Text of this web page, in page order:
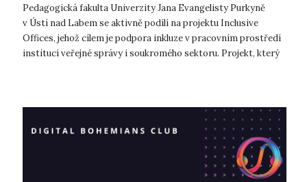
Pedagogická fakulta Univerzity Jana Evangelisty Purkyně
v Ústí nad Labem se aktivně podílí na projektu Inclusive
Offices, jehož cílem je podpora inkluze v pracovním prostředí
institucí veřejné správy i soukromého sektoru. Projekt, který